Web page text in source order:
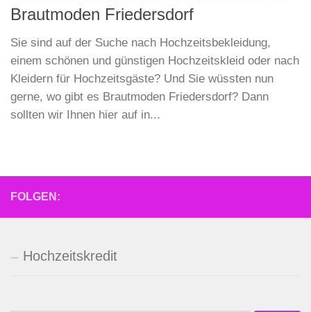
Brautmoden Friedersdorf
Sie sind auf der Suche nach Hochzeitsbekleidung,
einem schönen und günstigen Hochzeitskleid oder nach
Kleidern für Hochzeitsgäste? Und Sie wüssten nun
gerne, wo gibt es Brautmoden Friedersdorf? Dann
sollten wir Ihnen hier auf in...
FOLGEN:
Hochzeitskredit